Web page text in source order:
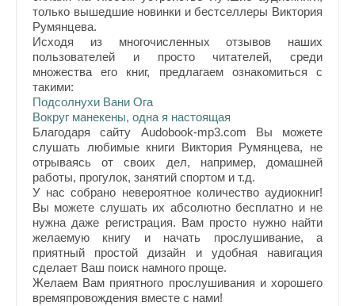
только вышедшие новинки и бестселлеры Виктория
Румянцева.
Исходя из многочисленных отзывов наших
пользователей и просто читателей, среди
множества его книг, предлагаем ознакомиться с
такими:
Подсолнухи Вани Ога
Вокруг манекены, одна я настоящая
Благодаря сайту Audobook-mp3.com Вы можете
слушать любимые книги Виктория Румянцева, не
отрываясь от своих дел, например, домашней
работы, прогулок, занятий спортом и т.д.
У нас собрано невероятное количество аудиокниг!
Вы можете слушать их абсолютно бесплатно и не
нужна даже регистрация. Вам просто нужно найти
желаемую книгу и начать прослушивание, а
приятный простой дизайн и удобная навигация
сделает Ваш поиск намного проще.
Желаем Вам приятного прослушивания и хорошего
времяпровождения вместе с нами!